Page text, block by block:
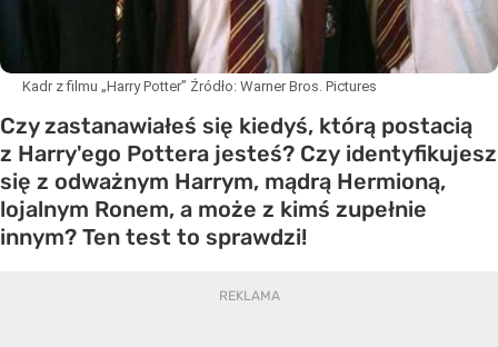
Kadr z filmu „Harry Potter” Źródło: Warner Bros. Pictures
Czy zastanawiałeś się kiedyś, którą postacią
z Harry'ego Pottera jesteś? Czy identyfikujesz
się z odważnym Harrym, mądrą Hermioną,
lojalnym Ronem, a może z kimś zupełnie
innym? Ten test to sprawdzi!